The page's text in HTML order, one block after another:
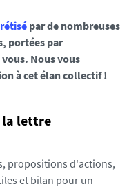
par de nombreuses
portées par
Nous vous
à cet élan collectif !
la lettre
propositions d'actions,
et bilan pour un